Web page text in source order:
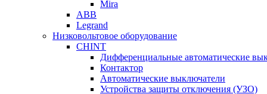
Mira
ABB
Legrand
Низковольтовое оборудование
CHINT
Дифференциальные автоматические
Контактор
Автоматические выключатели
Устройства защиты отключения (УЗО)